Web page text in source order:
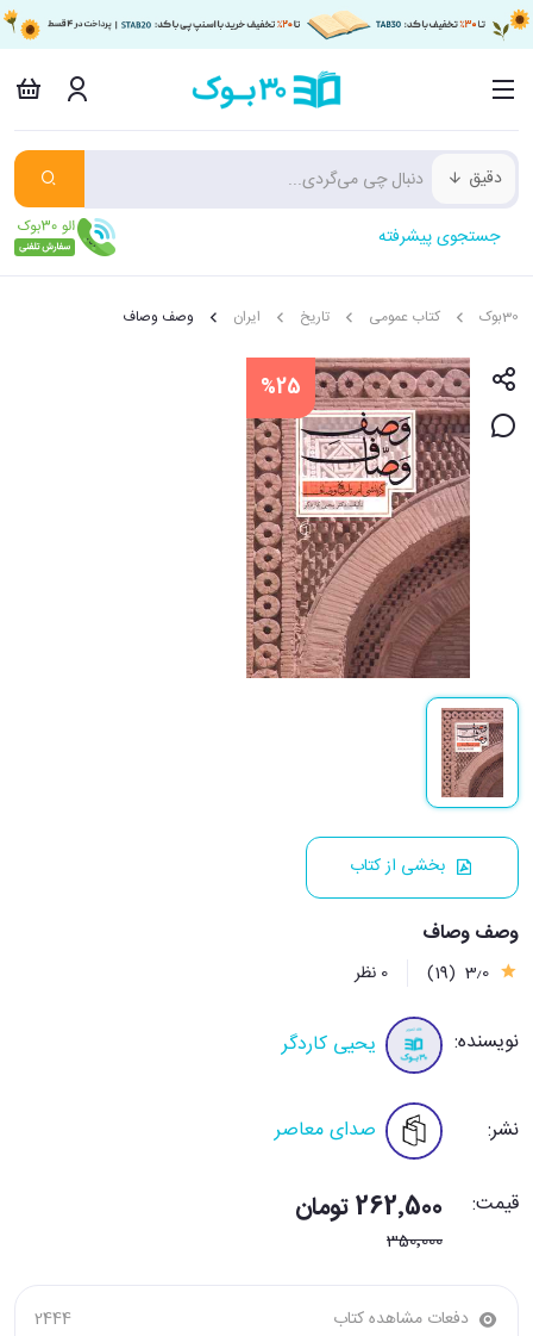
دقیق
جستجوی پیشرفته
30بوک کتاب عمومی تاریخ ایران وصف وصاف
%25
بخشی از کتاب
وصف وصاف
3٫0 (19) 0 نظر
نویسنده: یحیی کاردگر
نشر: صدای معاصر
قیمت: 262٬500 تومان
350٬000
دفعات مشاهده کتاب 2444